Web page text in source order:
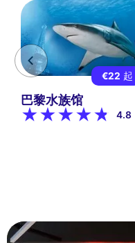
€22 起
巴黎水族馆
4.8